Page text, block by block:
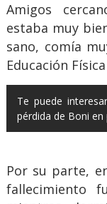
Amigos
estaba muy
sano, comía
Educación
Te puede
pérdida de Boni
Por su parte,
fallecimiento